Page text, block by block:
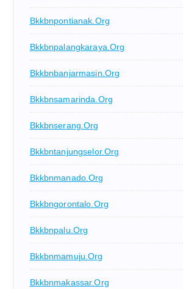
Bkkbnpontianak.org
Bkkbnpalangkaraya.org
Bkkbnbanjarmasin.org
Bkkbnsamarinda.org
Bkkbnserang.org
Bkkbntanjungselor.org
Bkkbnmanado.org
Bkkbngorontalo.org
Bkkbnpalu.org
Bkkbnmamuju.org
Bkkbnmakassar.org